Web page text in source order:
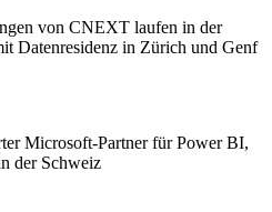
von CNEXT laufen in der
Datenresidenz in Zürich und Genf
Microsoft-Partner für Power BI,
der Schweiz